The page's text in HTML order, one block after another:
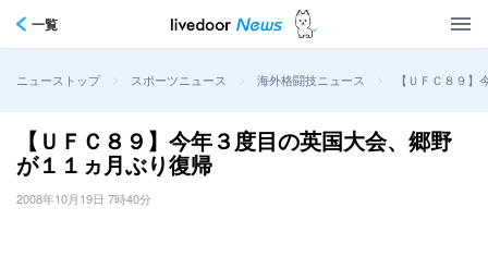
一覧
ニューストップ > スポーツニュース > 海外格闘技ニュース > 【ＵＦＣ８９
【ＵＦＣ８９】今年３度目の英国大会、郷野
が１１ヵ月ぶり復帰
2008年10月19日 7時40分